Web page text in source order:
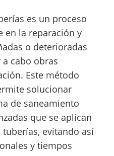
es un proceso
en la reparación y
o deterioradas
cabo obras
Este método
solucionar
de saneamiento
que se aplican
evitando así
y tiempos